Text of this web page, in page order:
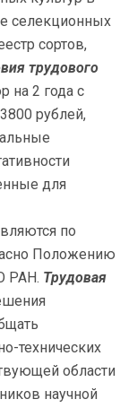
селекционных
сортов,
трудового
на 2 года с
рублей,
для
по
Положению
РАН. Трудовая
технических
области
научной